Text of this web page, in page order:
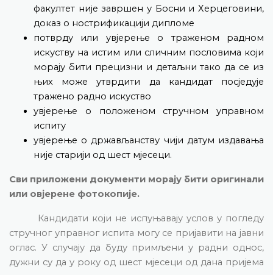
факултет није завршен у Босни и Херцеговини,
доказ о нострификацији дипломе
потврду или увјерење о траженом радном
искуству на истим или сличним пословима који
морају бити прецизни и детаљни тако да се из
њих може утврдити да кандидат посједује
тражено радно искуство
увјерење о положеном стручном управном
испиту
увјерење о држављанству чији датум издавања
није старији од шест мјесеци.
Сви приложени документи морају бити оригинали
или овјерене фотокопије.
Кандидати који не испуњавају услов у погледу
стручног управног испита могу се пријавити на јавни
оглас. У случају да буду примљени у радни однос,
дужни су да у року од шест мјесеци од дана пријема